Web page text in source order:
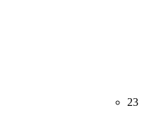
23